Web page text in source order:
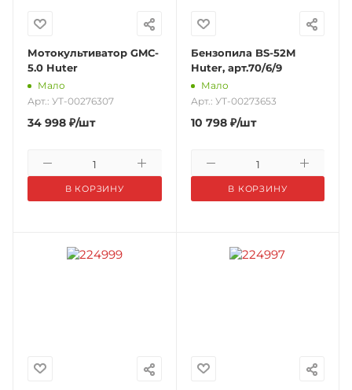
Мотокультиватор GMC-
5.0 Huter
Мало
Арт.: УТ-00276307
34 998 ₽/шт
В КОРЗИНУ
Бензопила BS-52М
Huter, арт.70/6/9
Мало
Арт.: УТ-00273653
10 798₽/шт
В КОРЗИНУ